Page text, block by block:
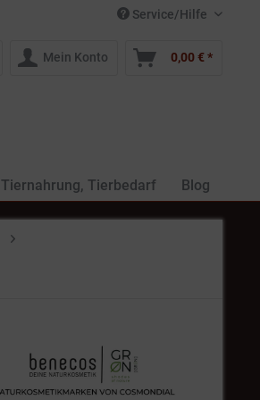
Service/Hilfe
Mein Konto 0,00 € *
Tiernahrung, Tierbedarf Blog